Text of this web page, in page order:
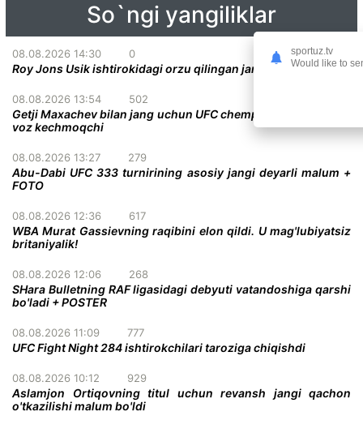
So`ngi yangiliklar
08.08.2026 14:30 0
Roy Jons Usik ishtirokidagi orzu qilingan jang haqida gapirdi
08.08.2026 13:54 502
Getji Maxachev bilan jang uchun UFC chempionlik kamaridan
voz kechmoqchi
08.08.2026 13:27 279
Abu-Dabi UFC 333 turnirining asosiy jangi deyarli malum +
FOTO
08.08.2026 12:36 617
WBA Murat Gassievning raqibini elon qildi. U mag'lubiyatsiz
britaniyalik!
08.08.2026 12:06 268
SHara Bulletning RAF ligasidagi debyuti vatandoshiga qarshi
bo'ladi + POSTER
08.08.2026 11:09 777
UFC Fight Night 284 ishtirokchilari taroziga chiqishdi
08.08.2026 10:12 929
Aslamjon Ortiqovning titul uchun revansh jangi qachon
o'tkazilishi malum bo'ldi
sportuz.tv
Would like to